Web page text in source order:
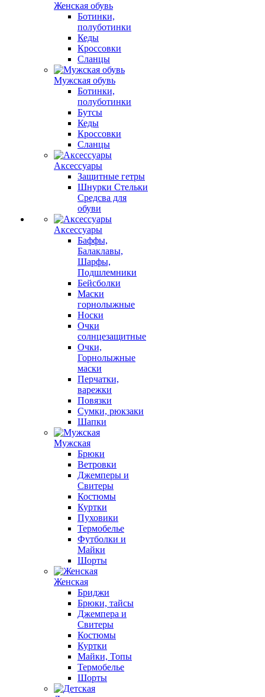
Женская обувь
Ботинки,
полуботинки
Кеды
Кроссовки
Сланцы
Мужская обувь
Ботинки,
полуботинки
Бутсы
Кеды
Кроссовки
Сланцы
Аксессуары
Защитные гетры
Шнурки Стельки
Средсва для
обуви
Аксессуары
Баффы,
Балаклавы,
Шарфы,
Подшлемники
Бейсболки
Маски
горнолыжные
Носки
Очки
солнцезащитные
Очки,
Горнолыжные
маски
Перчатки,
варежки
Повязки
Сумки, рюкзаки
Шапки
Мужская
Брюки
Ветровки
Джемперы и
Свитеры
Костюмы
Куртки
Пуховики
Термобелье
Футболки и
Майки
Шорты
Женская
Бриджи
Брюки, тайсы
Джемпера и
Свитеры
Костюмы
Куртки
Майки, Топы
Термобелье
Шорты